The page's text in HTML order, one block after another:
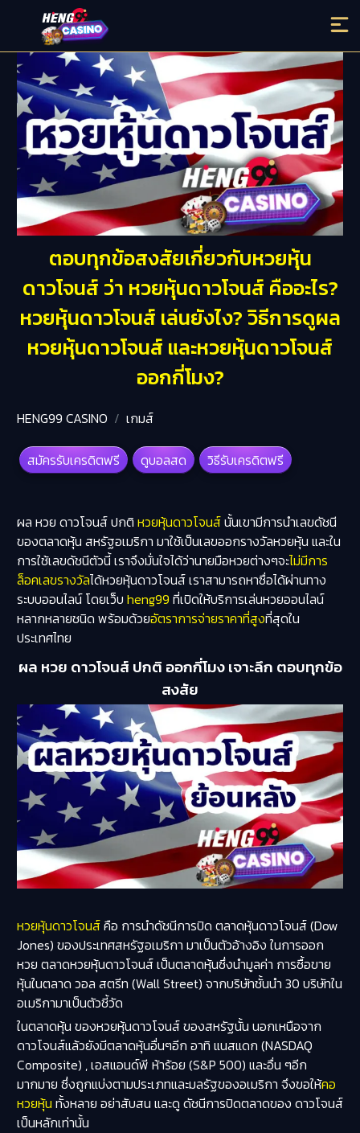
ตอบทุกข้อสงสัยเกี่ยวกับหวยหุ้น
ดาวโจนส์ ว่า หวยหุ้นดาวโจนส์ คืออะไร?
หวยหุ้นดาวโจนส์ เล่นยังไง? วิธีการดูผล
หวยหุ้นดาวโจนส์ และหวยหุ้นดาวโจนส์
ออกกี่โมง?
HENG99 CASINO เกมส์
สมัครรับเครดิตฟรี ดูบอลสด วิธีรับเครดิตฟรี
ผล หวย ดาวโจนส์ ปกติ หวยหุ้นดาวโจนส์นั้นเขามีการนำเลขดัชนี
ของตลาดหุ้น สหรัฐอเมริกา มาใช้เป็นเลขออกรางวัลหวยหุ้น และใน
การใช้เลขดัชนีตัวนี้ เราจึงมั่นใจได้ว่านายมือหวยต่างๆจะไม่มีการ
ล็อคเลขรางวัลได้หวยหุ้นดาวโจนส์ เราสามารถหาซื่อได้ผ่านทาง
ระบบออนไลน์ โดยเว็บ heng99 ที่เปิดให้บริการเล่นหวยออนไลน์
หลากหลายชนิด พร้อมด้วยอัตราการจ่ายราคาที่สูงที่สุดใน
ประเทศไทย
ผล หวย ดาวโจนส์ ปกติ ออกกี่โมง เจาะลึก ตอบทุกข้อ
สงสัย
หวยหุ้นดาวโจนส์คือ การนำดัชนีการปิด ตลาดหุ้นดาวโจนส์ (Dow
Jones) ของประเทศสหรัฐอเมริกา มาเป็นตัวอ้างอิง ในการออก
หวย ตลาดหวยหุ้นดาวโจนส์ เป็นตลาดหุ้นซึ่งนำมูลค่า การซื้อขาย
หุ้นในตลาด วอล สตรีท (Wall Street) จากบริษัทชั้นนำ 30 บริษัทใน
อเมริกามาเป็นตัวชี้วัด
ในตลาดหุ้น ของหวยหุ้นดาวโจนส์ ของสหรัฐนั้น นอกเหนือจาก
ดาวโจนส์แล้วยังมีตลาดหุ้นอื่นๆอีก อาทิ แนสแดก (NASDAQ
Composite) , เอสแอนด์พี ห้าร้อย (S&P 500) และอื่น ๆอีก
มากมาย ซึ่งถูกแบ่งตามประเภทและมลรัฐของอเมริกา จึงขอให้คอ
หวยหุ้น ทั้งหลาย อย่าสับสน และดู ดัชนีการปิดตลาดของ ดาวโจนส์
เป็นหลักเท่านั้น